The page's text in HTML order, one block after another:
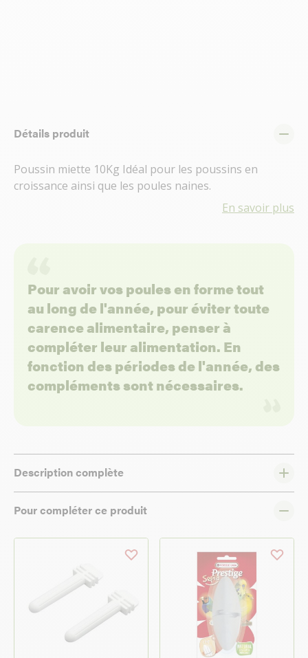
Détails produit
Poussin miette 10Kg Idéal pour les poussins en
croissance ainsi que les poules naines.
En savoir plus
Pour avoir vos poules en forme tout
au long de l'année, pour éviter toute
carence alimentaire, penser à
compléter leur alimentation. En
fonction des périodes de l'année, des
compléments sont nécessaires.
Description complète
Pour compléter ce produit